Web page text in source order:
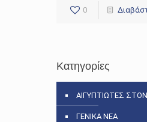
0
Κατηγορίες
ΑΙΓΥΠΤΙΩΤΕΣ
ΓΕΝΙΚΑ ΝΕΑ